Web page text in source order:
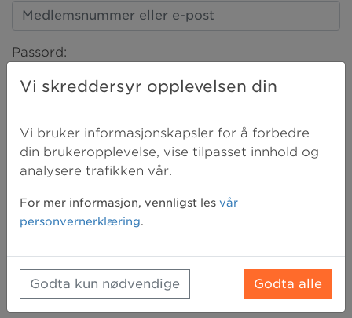
Passord:
LOGG INN
Vi skreddersyr opplevelsen din
Vi bruker informasjonskapsler for å forbedre
din brukeropplevelse, vise tilpasset innhold og
analysere trafikken vår.
For mer informasjon, vennligst les vår
personvernerklæring.
Godta kun nødvendige Godta alle